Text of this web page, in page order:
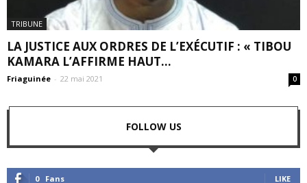
TRIBUNE
LA JUSTICE AUX ORDRES DE L’EXÉCUTIF : « TIBOU
KAMARA L’AFFIRME HAUT...
Friaguinée - 22 mai 2021 0
FOLLOW US
0 Fans LIKE